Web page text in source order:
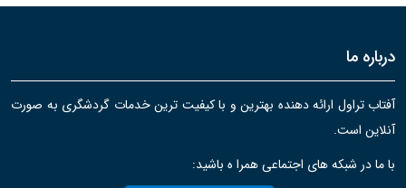
درباره ما
آفتاب تراول ارائه دهنده بهترین و با کیفیت ترین خدمات گردشگری به صورت
آنلاین است.
با ما در شبکه های اجتماعی همرا ه باشید: